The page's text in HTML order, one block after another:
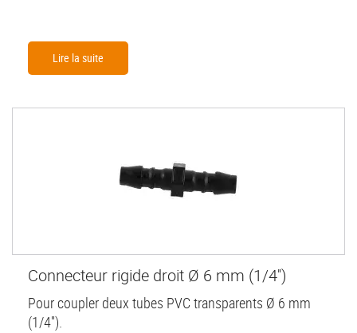
Lire la suite
Connecteur rigide droit Ø 6 mm (1/4'')
Pour coupler deux tubes PVC transparents Ø 6 mm
(1/4'').